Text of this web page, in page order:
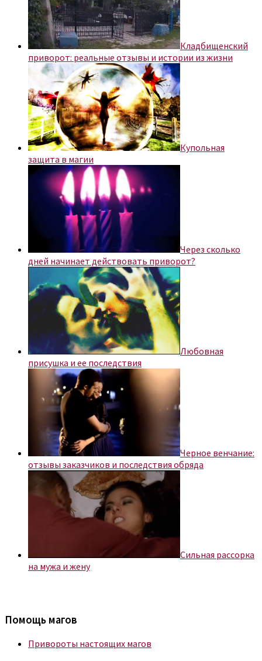
Кладбищенский
приворот: реальные отзывы и истории из жизни
Купольная
защита в магии
Через сколько
дней начинает действовать приворот?
Любовная
присушка и ее последствия
Черное венчание:
отзывы заказчиков и последствия обряда
Сильная рассорка
на мужа и жену
Помощь магов
Привороты настоящих магов